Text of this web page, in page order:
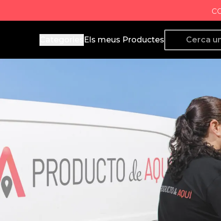
Producto de Aquí
Els meus Productes